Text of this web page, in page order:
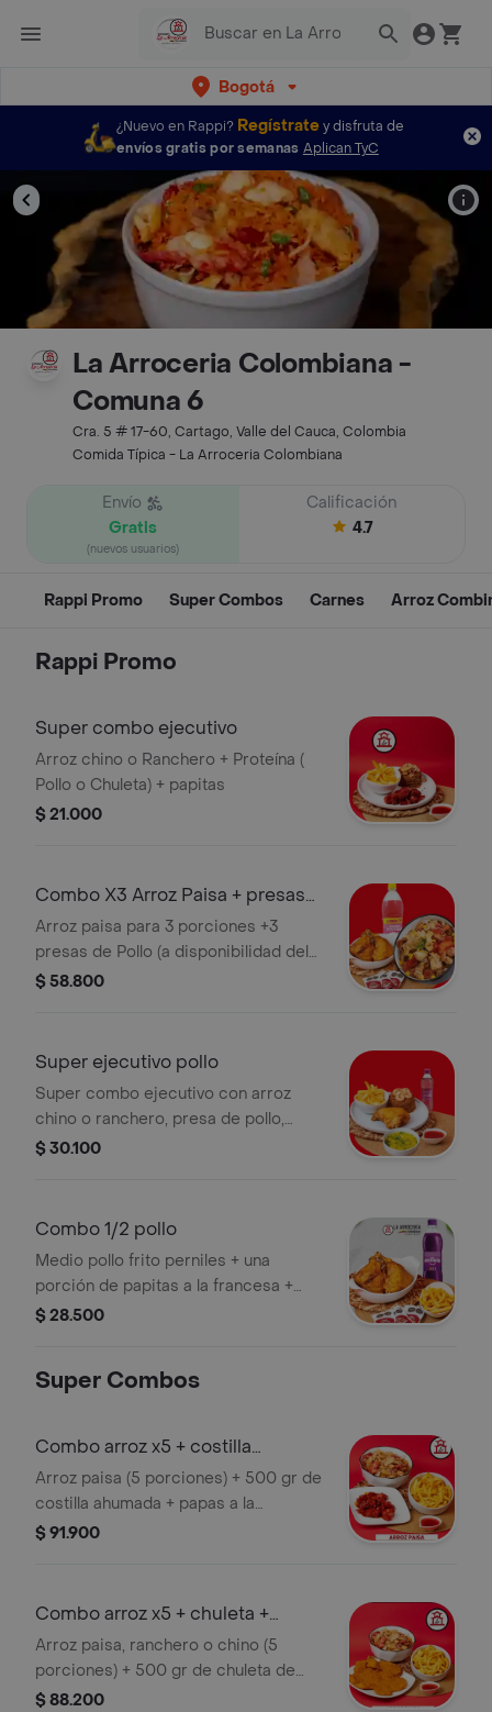
Bogotá
¿Nuevo en Rappi? Regístratey disfruta de
envíos gratis por semanas Aplican TyC
La Arroceria Colombiana -
Comuna 6
Cra. 5 # 17-60, Cartago, Valle del Cauca, Colombia
Comida Típica - La Arroceria Colombiana
Envío
Gratis
(nuevos usuarios)
Calificación
4.7
Rappi Promo Super Combos Carnes Arroz
Rappi Promo
Super combo ejecutivo
Arroz chino o Ranchero + Proteína (
Pollo o Chuleta) + papitas
$ 21.000
Combo X3 Arroz Paisa + presas
de Pollo + Gaseosa 1 lt
Arroz paisa para 3 porciones +3
presas de Pollo (a disponibilidad del
restaurante puede llegarte Muslos o
$ 58.800
Super ejecutivo pollo
Super combo ejecutivo con arroz
chino o ranchero, presa de pollo,
consomé de pollo, papas fritas y
$ 30.100
Combo 1/2 pollo
Medio pollo frito perniles + una
porción de papitas a la francesa +
gaseosa litro
$ 28.500
Super Combos
Combo arroz x5 + costilla
ahumad + papas
Arroz paisa (5 porciones) + 500 gr de
costilla ahumada + papas a la
francesa + salsa agridulce.
$ 91.900
Combo arroz x5 + chuleta +
papas
Arroz paisa, ranchero o chino (5
porciones) + 500 gr de chuleta de
cerdo + papas a la francesa + salsa
$ 88.200